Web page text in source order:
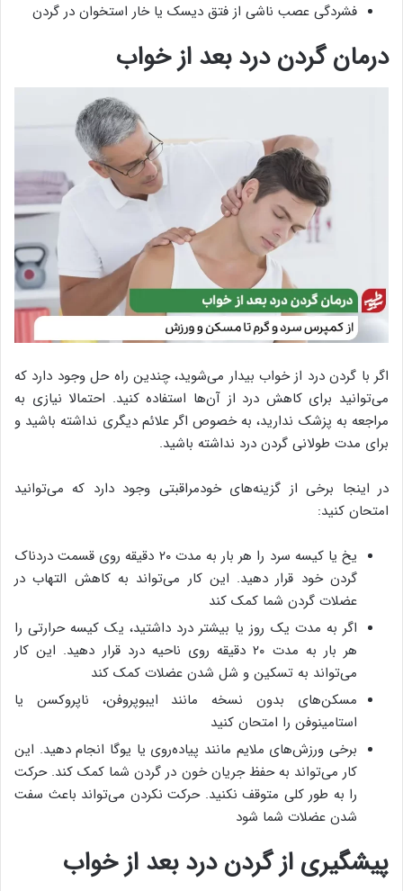
فشردگی عصب ناشی از فتق دیسک یا خار استخوان در گردن
درمان گردن درد بعد از خواب
اگر با گردن درد از خواب بیدار می‌شوید، چندین راه حل وجود دارد که
می‌توانید برای کاهش درد از آن‌ها استفاده کنید. احتمالا نیازی به
مراجعه به پزشک ندارید، به خصوص اگر علائم دیگری نداشته باشید و
برای مدت طولانی گردن درد نداشته باشید.
در اینجا برخی از گزینه‌های خودمراقبتی وجود دارد که می‌توانید
امتحان کنید:
یخ یا کیسه سرد را هر بار به مدت ۲۰ دقیقه روی قسمت دردناک
گردن خود قرار دهید. این کار می‌تواند به کاهش التهاب در
عضلات گردن شما کمک کند
اگر به مدت یک روز یا بیشتر درد داشتید، یک کیسه حرارتی را
هر بار به مدت ۲۰ دقیقه روی ناحیه درد قرار دهید. این کار
می‌تواند به تسکین و شل شدن عضلات کمک کند
مسکن‌های بدون نسخه مانند ایبوپروفن، ناپروکسن یا
استامینوفن را امتحان کنید
برخی ورزش‌های ملایم مانند پیاده‌روی یا یوگا انجام دهید. این
کار می‌تواند به حفظ جریان خون در گردن شما کمک کند. حرکت
را به طور کلی متوقف نکنید. حرکت نکردن می‌تواند باعث سفت
شدن عضلات شما شود
پیشگیری از گردن درد بعد از خواب